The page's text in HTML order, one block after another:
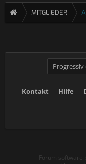
MITGLIEDER
Kontakt Hilfe
Forum software